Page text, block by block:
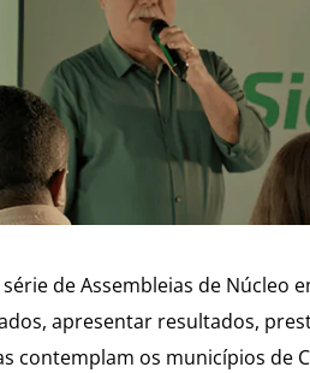
de Assembleias de Núcleo
apresentar resultados,
contemplam os municípios de